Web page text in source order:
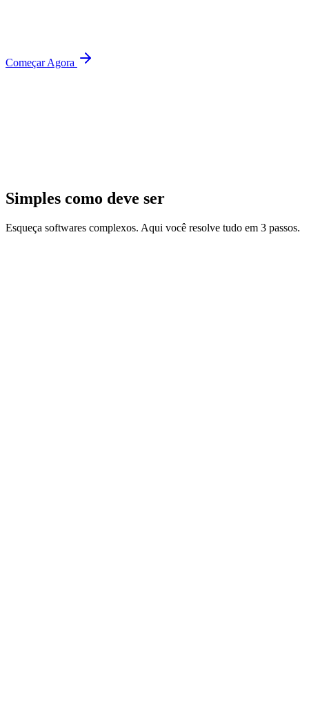
Começar Agora
Simples como deve ser
Esqueça softwares complexos. Aqui você resolve tudo em 3 passos.